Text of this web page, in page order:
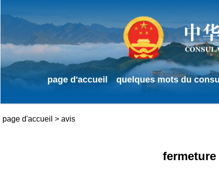
page d'accueil quelques mots du
page d'accueil > avis